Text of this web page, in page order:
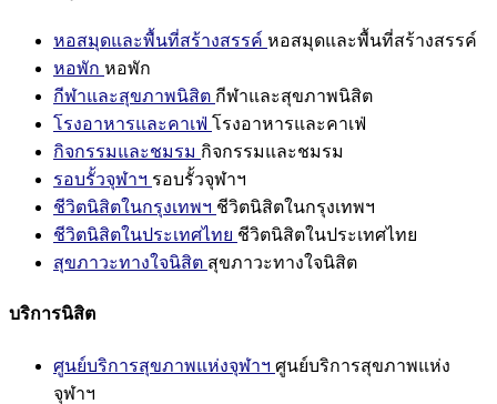
หอสมุดและพื้นที่สร้างสรรค์ หอสมุดและพื้นที่สร้างสรรค์
หอพัก หอพัก
กีฬาและสุขภาพนิสิต กีฬาและสุขภาพนิสิต
โรงอาหารและคาเฟ่ โรงอาหารและคาเฟ่
กิจกรรมและชมรม กิจกรรมและชมรม
รอบรั้วจุฬาฯ รอบรั้วจุฬาฯ
ชีวิตนิสิตในกรุงเทพฯ ชีวิตนิสิตในกรุงเทพฯ
ชีวิตนิสิตในประเทศไทย ชีวิตนิสิตในประเทศไทย
สุขภาวะทางใจนิสิต สุขภาวะทางใจนิสิต
บริการนิสิต
ศูนย์บริการสุขภาพแห่งจุฬาฯ ศูนย์บริการสุขภาพแห่ง
จุฬาฯ